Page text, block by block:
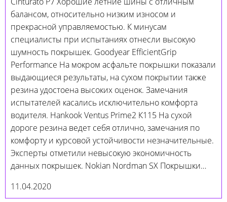
балансом, относительно низким износом и
прекрасной управляемостью. К минусам
специалисты при испытаниях отнесли высокую
шумность покрышек. Goodyear EfficientGrip
Performance На мокром асфальте покрышки показали
выдающиеся результаты, на сухом покрытии также
резина удостоена высоких оценок. Замечания
испытателей касались исключительно комфорта
водителя. Hankook Ventus Prime2 К115 На сухой
дороге резина ведет себя отлично, замечания по
комфорту и курсовой устойчивости незначительные.
Эксперты отметили невысокую экономичность
данных покрышек. Nokian Nordman SX Покрышки…
11.04.2020